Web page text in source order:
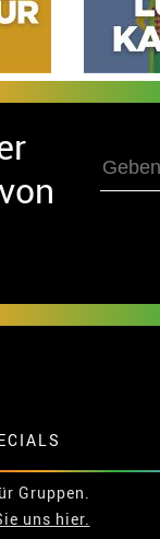
Gruppen.
uns hier.